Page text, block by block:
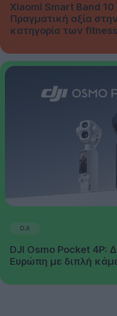
Xiaomi Smart Band 10
Πραγματική αξία
κατηγορία των
DJI
DJI Osmo Pocket 4P:
Ευρώπη με διπλή